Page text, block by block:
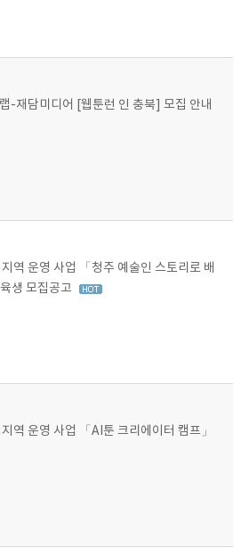
-재담미디어 [웹툰런 인 충북] 모집 안내
역 운영 사업 「청주 예술인 스토리로 배
생 모집공고
역 운영 사업 「AI툰 크리에이터 캠프」